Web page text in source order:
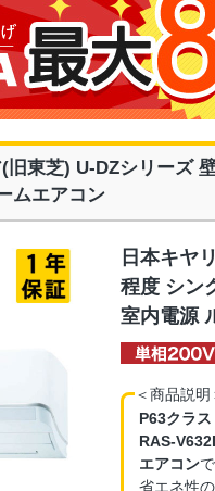
旧東芝) U-DZシリーズ
ムエアコン
日本キヤ
程度 シン
室内電源
＜商品説明
P63クラ
RAS-
エアコン
省エネ性